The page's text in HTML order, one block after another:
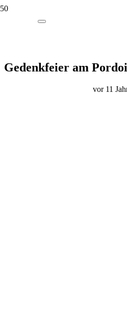
Gedenkfeier am
vor 11